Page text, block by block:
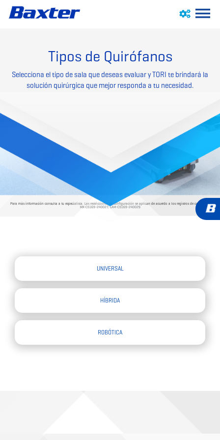
Tipos de Quirófanos
Selecciona el tipo de sala que deseas evaluar y TORI te brindará la
solución quirúrgica que mejor responda a tu necesidad.
UNIVERSAL
HÍBRIDA
ROBÓTICA
Para más información consulta a tu especialista. Las restricciones de configuración se aplican de acuerdo a los registros de cada país.
MX-CS169-240027, LAM-CS169-240029